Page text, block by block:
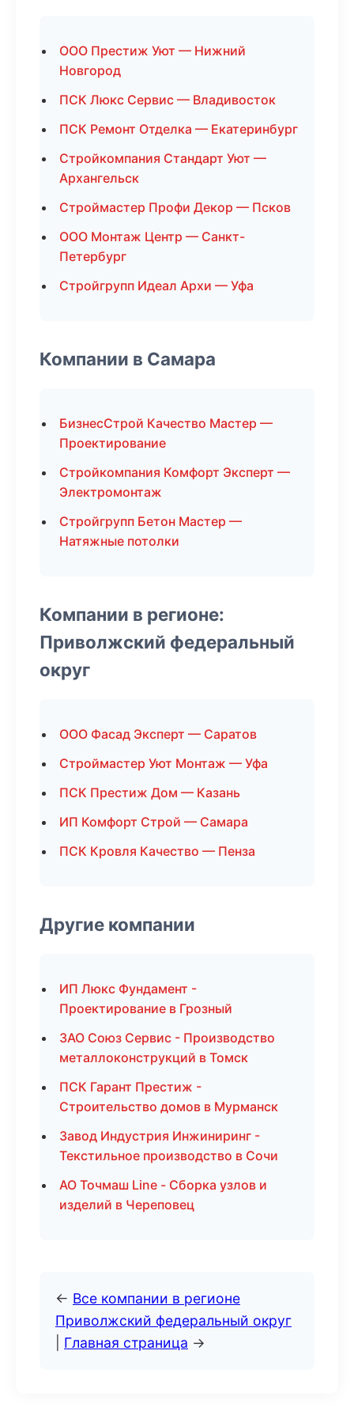
ООО Престиж Уют — Нижний
Новгород
ПСК Люкс Сервис — Владивосток
ПСК Ремонт Отделка — Екатеринбург
Стройкомпания Стандарт Уют —
Архангельск
Строймастер Профи Декор — Псков
ООО Монтаж Центр — Санкт-
Петербург
Стройгрупп Идеал Архи — Уфа
Компании в Самара
БизнесСтрой Качество Мастер —
Проектирование
Стройкомпания Комфорт Эксперт —
Электромонтаж
Стройгрупп Бетон Мастер —
Натяжные потолки
Компании в регионе:
Приволжский федеральный
округ
ООО Фасад Эксперт — Саратов
Строймастер Уют Монтаж — Уфа
ПСК Престиж Дом — Казань
ИП Комфорт Строй — Самара
ПСК Кровля Качество — Пенза
Другие компании
ИП Люкс Фундамент -
Проектирование в Грозный
ЗАО Союз Сервис - Производство
металлоконструкций в Томск
ПСК Гарант Престиж -
Строительство домов в Мурманск
Завод Индустрия Инжиниринг -
Текстильное производство в Сочи
АО Точмаш Line - Сборка узлов и
изделий в Череповец
← Все компании в регионе
Приволжский федеральный округ
Главная страница →